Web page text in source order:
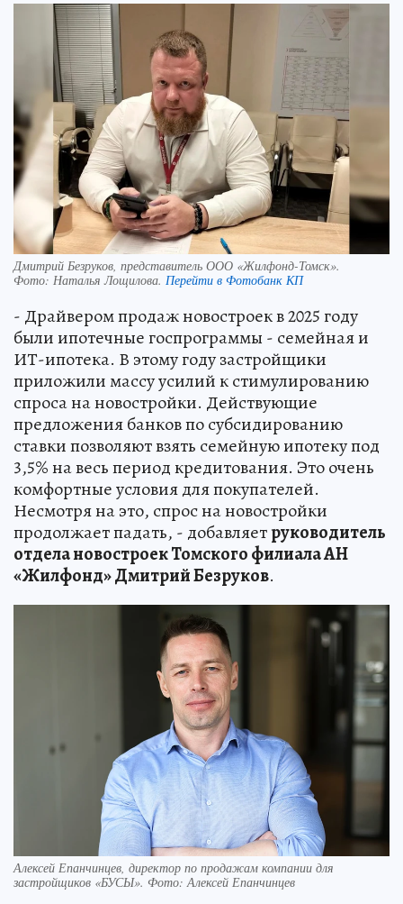
Дмитрий Безруков, представитель ООО «Жилфонд-Томск».
Фото: Наталья Лощилова. Перейти в Фотобанк КП
- Драйвером продаж новостроек в 2025 году
были ипотечные госпрограммы - семейная и
ИТ-ипотека. В этому году застройщики
приложили массу усилий к стимулированию
спроса на новостройки. Действующие
предложения банков по субсидированию
ставки позволяют взять семейную ипотеку под
3,5% на весь период кредитования. Это очень
комфортные условия для покупателей.
Несмотря на это, спрос на новостройки
продолжает падать, - добавляетруководитель
отдела новостроек Томского филиала АН
«Жилфонд» Дмитрий Безруков.
Алексей Епанчинцев, директор по продажам компании для
застройщиков «БУСЫ». Фото: Алексей Епанчинцев